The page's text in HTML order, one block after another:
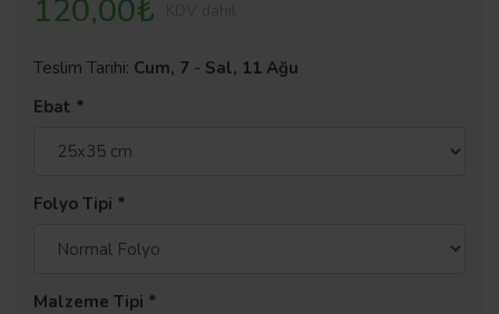
120,00₺
Teslim Tarihi: Cum, 7 - Sal, 11 Ağu
Ebat
Folyo Tipi
Malzeme Tipi